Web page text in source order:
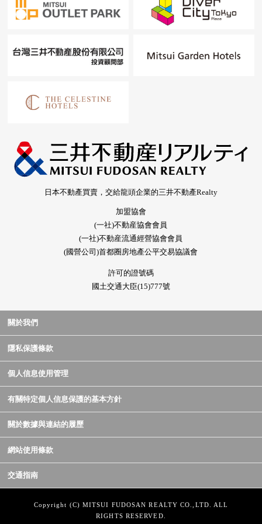
日本不動產買賣，交給龍頭企業的三井不動產Realty
加盟協會
(一社)不動産協會會員
(一社)不動産流通經營協會會員
(國營公司)首都圈房地產公平交易協議會
許可的證號碼
國土交通大臣(15)777號
關於我們
隱私保護條款
個人信息使用管理
有關特定個人信息保護的基本方針
關於數據與連結的履歷
網站使用條款
交通指南
Copyright (C) MITSUI FUDOSAN REALTY CO.,LTD. ALL
RIGHTS RESERVED.